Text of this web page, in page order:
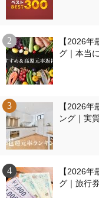
【2026
グ｜本当
【2026
ング｜実
【2026
グ｜旅行